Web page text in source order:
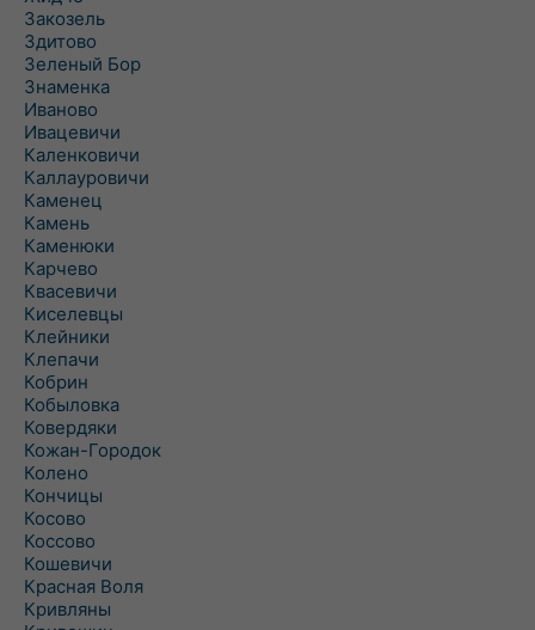
Закозель
Здитово
Зеленый Бор
Знаменка
Иваново
Ивацевичи
Каленковичи
Каллауровичи
Каменец
Камень
Каменюки
Карчево
Квасевичи
Киселевцы
Клейники
Клепачи
Кобрин
Кобыловка
Ковердяки
Кожан-Городок
Колено
Кончицы
Косово
Коссово
Кошевичи
Красная Воля
Кривляны